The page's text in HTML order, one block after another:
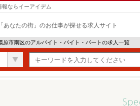
ならイーアイデム
「あなたの街」のお仕事が探せる求人サイト
原市南区のアルバイト・バイト・パートの求人一覧